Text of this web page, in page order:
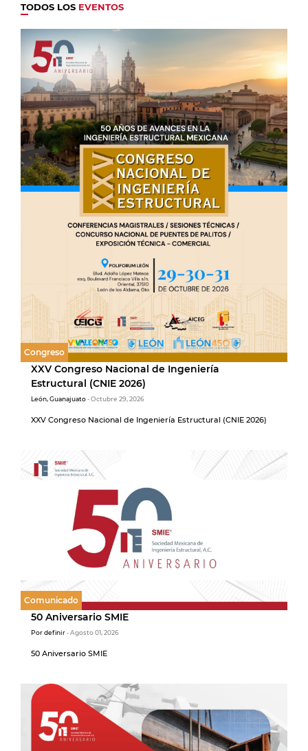
TODOS LOS EVENTOS
Congreso
XXV Congreso Nacional de Ingeniería
Estructural (CNIE 2026)
León, Guanajuato- Octubre 29, 2026
XXV Congreso Nacional de Ingeniería Estructural (CNIE 2026)
Comunicado
50 Aniversario SMIE
Por definir- Agosto 01, 2026
50 Aniversario SMIE